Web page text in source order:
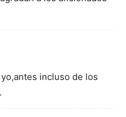
incluso de los